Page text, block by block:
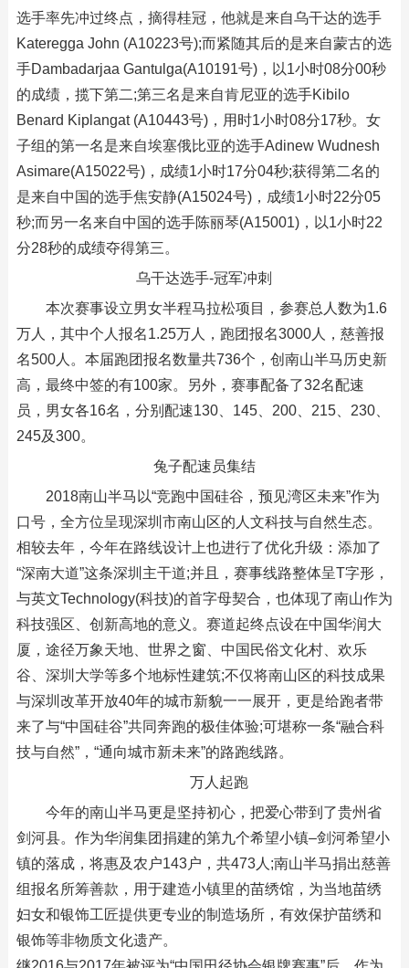
选手率先冲过终点，摘得桂冠，他就是来自乌干达的选手
Kateregga John (A10223号);而紧随其后的是来自蒙古的选
手Dambadarjaa Gantulga(A10191号)，以1小时08分00秒
的成绩，揽下第二;第三名是来自肯尼亚的选手Kibilo
Benard Kiplangat (A10443号)，用时1小时08分17秒。女
子组的第一名是来自埃塞俄比亚的选手Adinew Wudnesh
Asimare(A15022号)，成绩1小时17分04秒;获得第二名的
是来自中国的选手焦安静(A15024号)，成绩1小时22分05
秒;而另一名来自中国的选手陈丽琴(A15001)，以1小时22
分28秒的成绩夺得第三。
乌干达选手-冠军冲刺
本次赛事设立男女半程马拉松项目，参赛总人数为1.6
万人，其中个人报名1.25万人，跑团报名3000人，慈善报
名500人。本届跑团报名数量共736个，创南山半马历史新
高，最终中签的有100家。另外，赛事配备了32名配速
员，男女各16名，分别配速130、145、200、215、230、
245及300。
兔子配速员集结
2018南山半马以“竞跑中国硅谷，预见湾区未来”作为
口号，全方位呈现深圳市南山区的人文科技与自然生态。
相较去年，今年在路线设计上也进行了优化升级：添加了
“深南大道”这条深圳主干道;并且，赛事线路整体呈T字形，
与英文Technology(科技)的首字母契合，也体现了南山作为
科技强区、创新高地的意义。赛道起终点设在中国华润大
厦，途径万象天地、世界之窗、中国民俗文化村、欢乐
谷、深圳大学等多个地标性建筑;不仅将南山区的科技成果
与深圳改革开放40年的城市新貌一一展开，更是给跑者带
来了与“中国硅谷”共同奔跑的极佳体验;可堪称一条“融合科
技与自然”，“通向城市新未来”的路跑线路。
万人起跑
今年的南山半马更是坚持初心，把爱心带到了贵州省
剑河县。作为华润集团捐建的第九个希望小镇–剑河希望小
镇的落成，将惠及农户143户，共473人;南山半马捐出慈善
组报名所筹善款，用于建造小镇里的苗绣馆，为当地苗绣
妇女和银饰工匠提供更专业的制造场所，有效保护苗绣和
银饰等非物质文化遗产。